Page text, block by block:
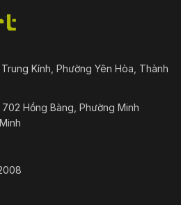
Kính, Phường Yên Hòa, Thành
Hồng Bàng, Phường Minh